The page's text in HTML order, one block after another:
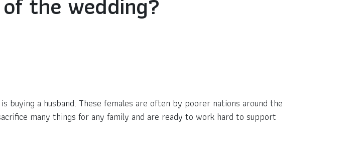
a husband. These females are often by poorer nations around the
many things for any family and are ready to work hard to support